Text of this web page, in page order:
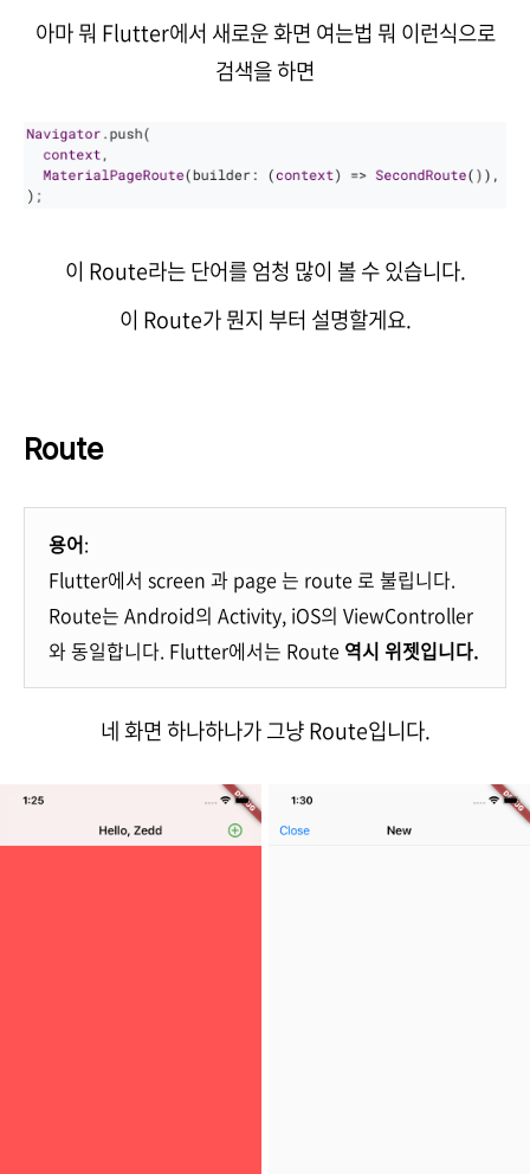
아마 뭐 Flutter에서 새로운 화면 여는법 뭐 이런식으로
검색을 하면
이 Route라는 단어를 엄청 많이 볼 수 있습니다.
이 Route가 뭔지 부터 설명할게요.
Route
용어:
Flutter에서 screen 과 page 는 route 로 불립니다.
Route는 Android의 Activity, iOS의 ViewController
와 동일합니다. Flutter에서는 Route 역시 위젯입니다.
네 화면 하나하나가 그냥 Route입니다.